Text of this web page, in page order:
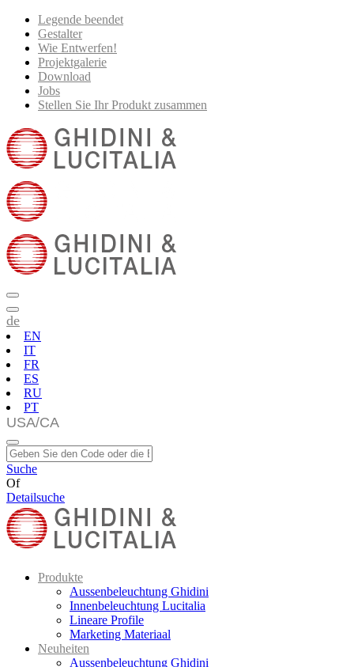
Legende beendet
Gestalter
Wie Entwerfen!
Projektgalerie
Download
Jobs
Stellen Sie Ihr Produkt zusammen
de
EN
IT
FR
ES
RU
PT
Suche
Of
Detailsuche
Produkte
Aussenbeleuchtung Ghidini
Innenbeleuchtung Lucitalia
Lineare Profile
Marketing Materiaal
Neuheiten
Aussenbeleuchtung Ghidini